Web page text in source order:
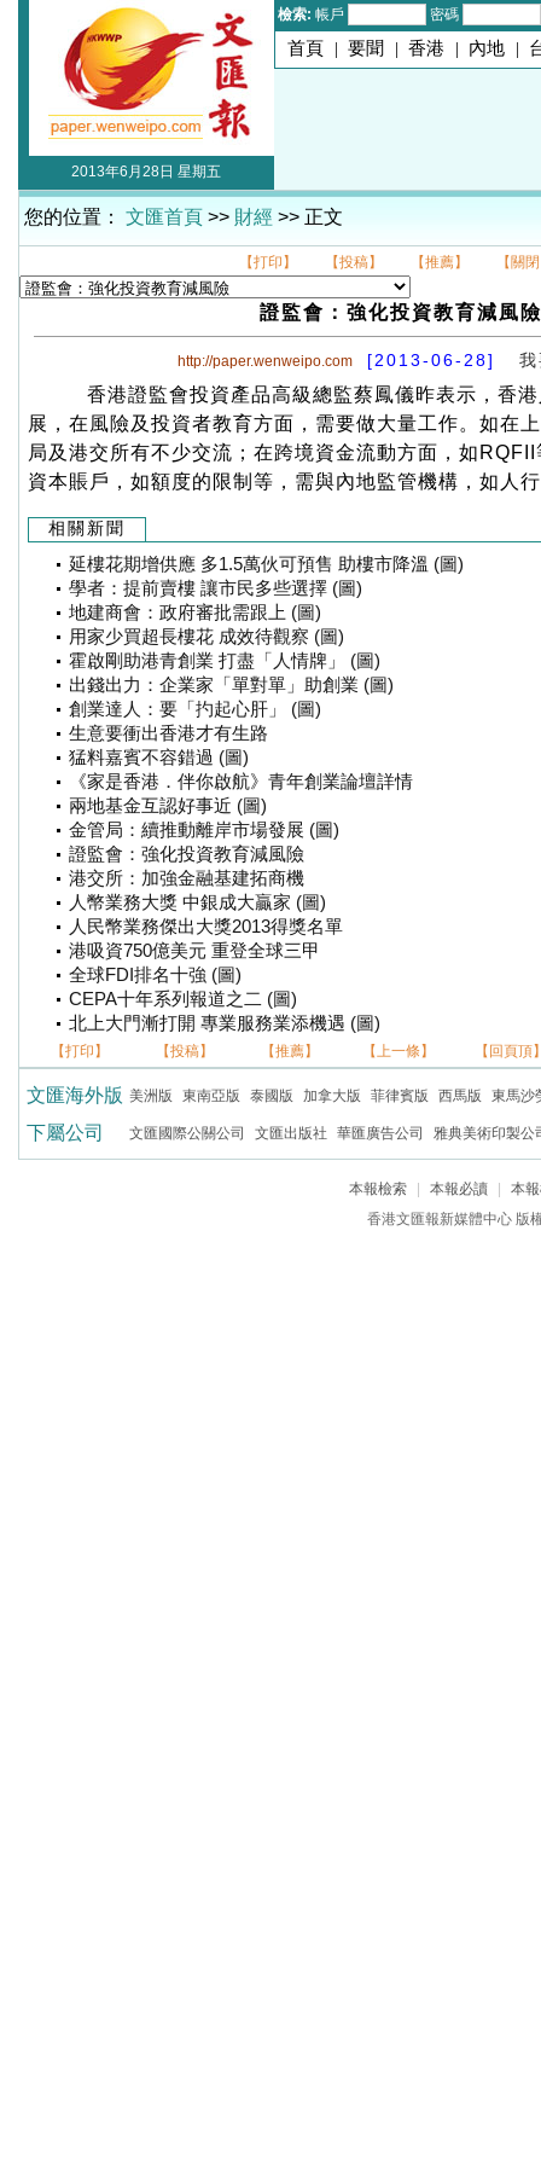
檢索: 帳戶 密碼
首頁 | 要聞 | 香港 | 內地 |
2013年6月28日 星期五
您的位置： 文匯首頁 >> 財經 >> 正文
【打印】 【投稿】 【推薦】 【關
證監會：強化投資教育減風險
http://paper.wenweipo.com [2013-06-28]
香港證監會投資產品高級總監蔡鳳儀昨表示，香
展，在風險及投資者教育方面，需要做大量工作。如在
局及港交所有不少交流；在跨境資金流動方面，如
資本賬戶，如額度的限制等，需與內地監管機構，如人
相關新聞
延樓花期增供應 多1.5萬伙可預售 助樓市降溫 (圖)
學者：提前賣樓 讓市民多些選擇 (圖)
地建商會：政府審批需跟上 (圖)
用家少買超長樓花 成效待觀察 (圖)
霍啟剛助港青創業 打盡「人情牌」 (圖)
出錢出力：企業家「單對單」助創業 (圖)
創業達人：要「扚起心肝」 (圖)
生意要衝出香港才有生路
猛料嘉賓不容錯過 (圖)
《家是香港．伴你啟航》青年創業論壇詳情
兩地基金互認好事近 (圖)
金管局：續推動離岸市場發展 (圖)
證監會：強化投資教育減風險
港交所：加強金融基建拓商機
人幣業務大獎 中銀成大贏家 (圖)
人民幣業務傑出大獎2013得獎名單
港吸資750億美元 重登全球三甲
全球FDI排名十強 (圖)
CEPA十年系列報道之二 (圖)
北上大門漸打開 專業服務業添機遇 (圖)
【打印】 【投稿】 【推薦】 【上一條】 【回頁頂
文匯海外版 美洲版 東南亞版 泰國版 加拿大版 菲律賓版 西馬版 東馬沙
下屬公司 文匯國際公關公司 文匯出版社 華匯廣告公司 雅典美術印製公
本報檢索 本報必讀
本
香港文匯報新媒體中心 版